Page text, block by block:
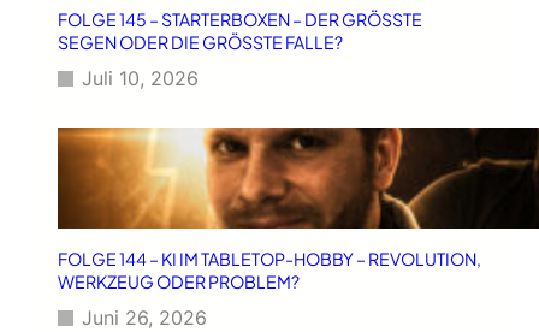
FOLGE 145 – STARTERBOXEN – DER GRÖSSTE
SEGEN ODER DIE GRÖSSTE FALLE?
Juli 10, 2026
FOLGE 144 – KI IM TABLETOP-HOBBY – REVOLUTION,
WERKZEUG ODER PROBLEM?
Juni 26, 2026